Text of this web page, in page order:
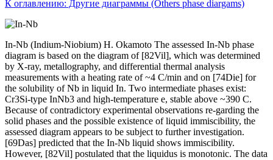
К оглавлению: Другие диаграммы (Others phase diargams)
In-Nb (Indium-Niobium) H. Okamoto The assessed In-Nb phase
diagram is based on the diagram of [82Vil], which was determined
by X-ray, metallography, and differential thermal analysis
measurements with a heating rate of ~4 C/min and on [74Die] for
the solubility of Nb in liquid In. Two intermediate phases exist:
Cr3Si-type InNb3 and high-temperature e, stable above ~390 C.
Because of contradictory experimental observations re-garding the
solid phases and the possible existence of liquid immiscibility, the
assessed diagram appears to be subject to further investigation.
[69Das] predicted that the In-Nb liquid shows immiscibility.
However, [82Vil] postulated that the liquidus is monotonic. The data